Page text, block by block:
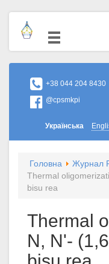
+38 044 204 8430
@cpsmkpi
Українська
Головна Журнал
Thermal
bisu rea
Thermal
N, N'-